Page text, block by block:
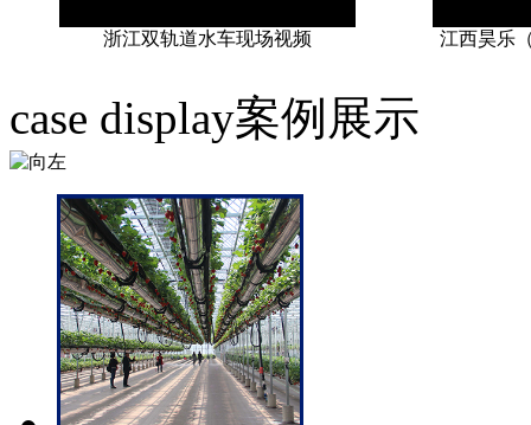
浙江双轨道水车现场视频 江西昊乐
case display案例展示